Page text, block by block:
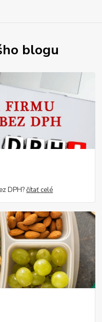
blogu
DPH?čítať celé